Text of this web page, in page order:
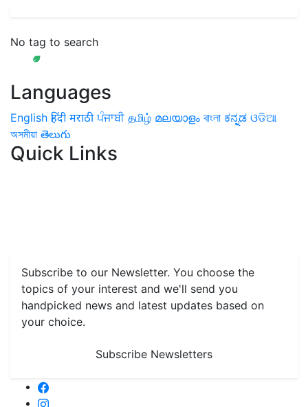
No tag to search
Languages
English हिंदी मराठी ਪੰਜਾਬੀ தமிழ் മലയാളം বাংলা ಕನ್ನಡ ଓଡିଆ
অসমীয়া తెలుగు
Quick Links
Subscribe to our Newsletter. You choose the
topics of your interest and we'll send you
handpicked news and latest updates based on
your choice.
Subscribe Newsletters